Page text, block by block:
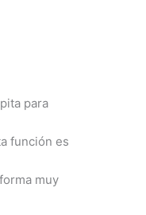
para
función es
muy